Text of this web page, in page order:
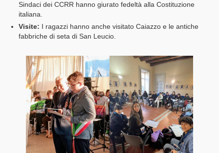
Sindaci dei CCRR hanno giurato fedeltà alla Costituzione
italiana.
Visite: I ragazzi hanno anche visitato Caiazzo e le antiche
fabbriche di seta di San Leucio.